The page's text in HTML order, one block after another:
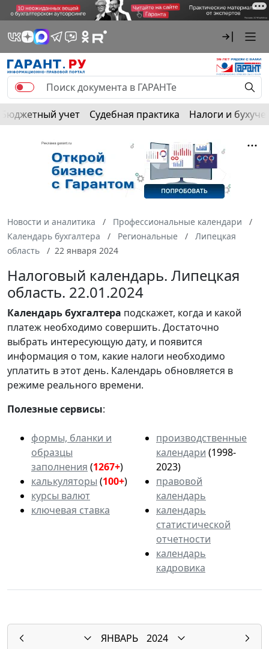
Бюджетный учет Судебная практика Налоги и
Новости и аналитика
Профессиональные календари
Календарь бухгалтера
Региональные
Липецкая
область
22 января 2024
Налоговый календарь. Липецкая
область. 22.01.2024
Календарьбухгалтера подскажет, когда и какой
платеж необходимо совершить. Достаточно
выбрать интересующую дату, и появится
информация о том, какие налоги необходимо
уплатить в этот день. Календарь обновляется в
режиме реального времени.
Полезные сервисы:
формы, бланки и
образцы
заполнения (1267+)
калькуляторы (100+)
курсы валют
ключевая ставка
производственные
календари (1998-
2023)
правовой
календарь
календарь
статистической
отчетности
календарь
кадровика
ЯНВАРЬ
2024